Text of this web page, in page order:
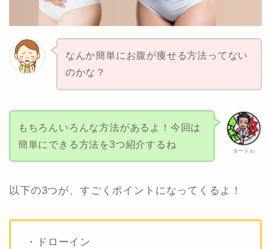
なんか簡単にお腹が痩せる方法ってない
のかな？
タートル
もちろんいろんな方法があるよ！今回は
簡単にできる方法を3つ紹介するね
以下の3つが、すごくポイントになってくるよ！
・ドローイン